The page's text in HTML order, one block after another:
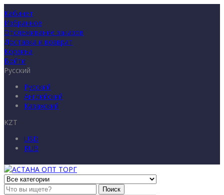
Кабинет
Избранное
Отслеживание заказов
Доставка и возврат
Корзина
Войти
Русский
Русский
Английский
Казахский
KZT
USD
RUB
Поиск